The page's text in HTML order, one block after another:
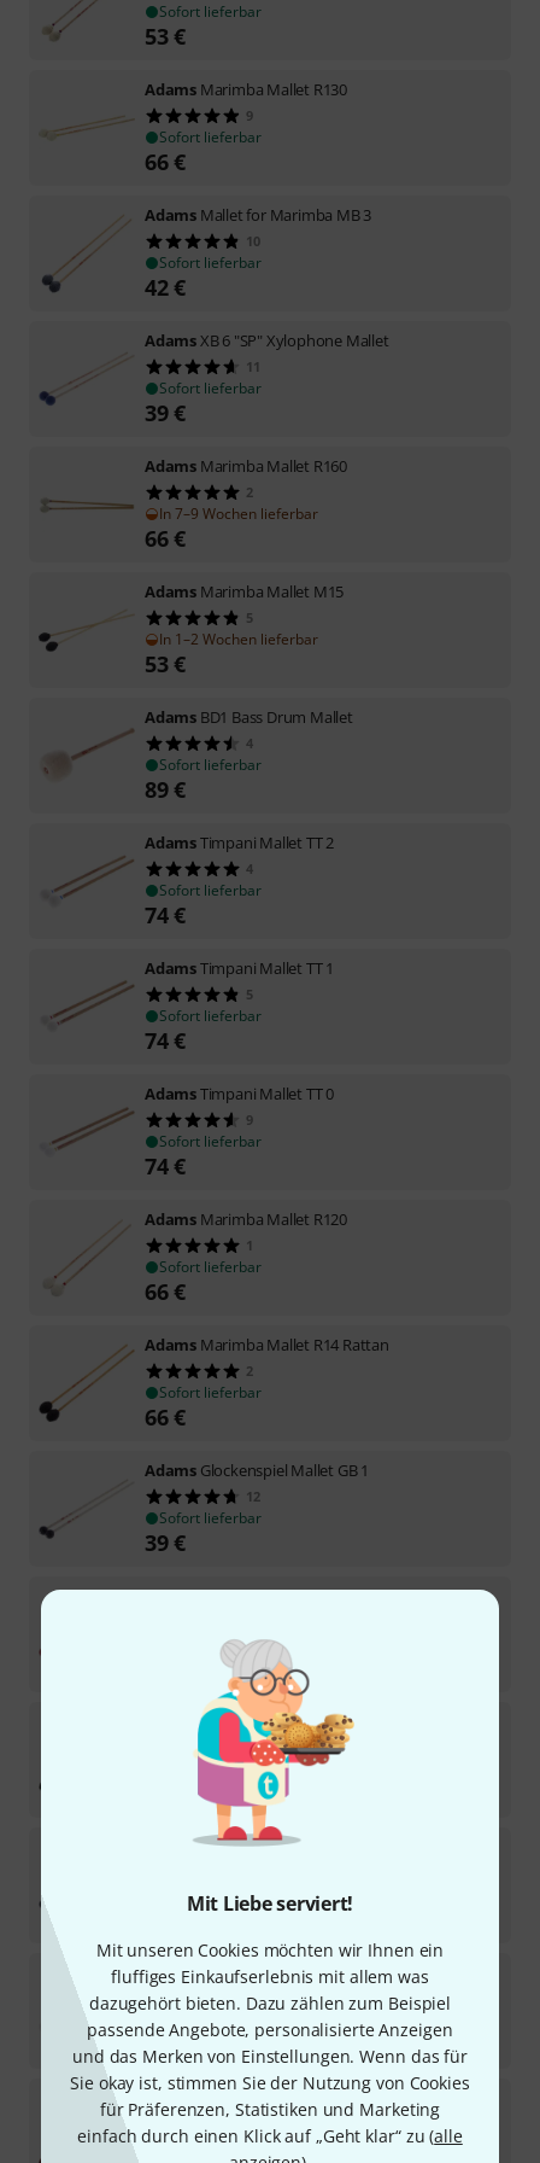
Mit Liebe serviert!
Mit unseren Cookies möchten wir Ihnen ein
fluffiges Einkaufserlebnis mit allem was
dazugehört bieten. Dazu zählen zum Beispiel
passende Angebote, personalisierte Anzeigen
und das Merken von Einstellungen. Wenn das für
Sie okay ist, stimmen Sie der Nutzung von Cookies
für Präferenzen, Statistiken und Marketing
einfach durch einen Klick auf „Geht klar“ zu (alle
Sofort lieferbar
53€
Adams Marimba Mallet R130
9
Sofort lieferbar
66€
Adams Mallet for Marimba MB 3
10
Sofort lieferbar
42€
AdamsXB 6 "SP" Xylophone Mallet
11
Sofort lieferbar
39€
Adams Marimba Mallet R160
2
In 7–9 Wochen lieferbar
66€
Adams Marimba Mallet M15
5
In 1–2 Wochen lieferbar
53€
Adams BD1 Bass Drum Mallet
4
Sofort lieferbar
89€
AdamsTimpani Mallet TT 2
4
Sofort lieferbar
74€
AdamsTimpani Mallet TT 1
5
Sofort lieferbar
74€
AdamsTimpani Mallet TT 0
9
Sofort lieferbar
74€
Adams Marimba Mallet R120
1
Sofort lieferbar
66€
Adams Marimba Mallet R14 Rattan
2
Sofort lieferbar
66€
Adams Glockenspiel Mallet GB 1
12
Sofort lieferbar
39€
AdamsXB 5 Xylophone Mallet
Sofort lieferbar
Mallet for Vibraphone VR2
2
Sofort lieferbar
AdamsXB 2 Xylophone Mallet
Sofort lieferbar
Adams Timpani Mallet TM 1
10
Sofort lieferbar
65 €
Adams Mallet for Vibraphone VR5
Sofort lieferbar